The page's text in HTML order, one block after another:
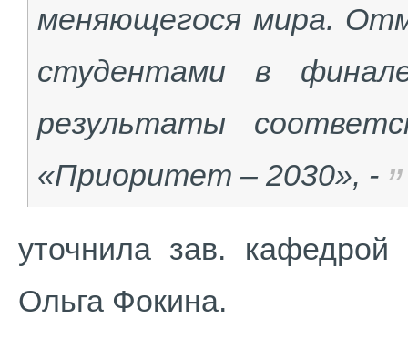
меняющегося мира.
студентами в
результаты
«Приоритет – 2030», -
уточнила зав.
Ольга Фокина.